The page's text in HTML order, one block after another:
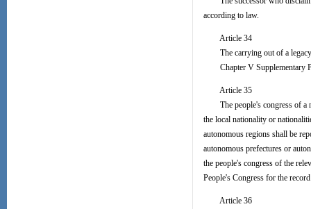
according to law.
Article 34
The carrying out of a legacy
Chapter V Supplementary
Article 35
The people's congress of a
the local nationality or
autonomous regions shall be
autonomous prefectures or
the people's congress of the
People's Congress for the
Article 36